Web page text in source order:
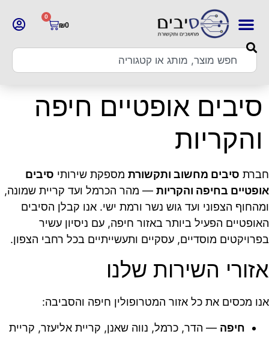
₪0
0
סיבים אופטיים חיפה
והקריות
חברת סיבים מחשוב ותקשורת מספקת שירותי סיבים
אופטיים בחיפה והקריות — מהר הכרמל ועד קריית שמונה,
ומהחוף הצפוני ועד גוש נשר ורמת ישי. אנו קבלן הסיבים
האופטיים הפעיל ביותר באזור חיפה, עם ניסיון עשיר
בפרויקטים מוסדיים, עסקיים ותעשייתיים בכל רחבי הצפון.
אזורי השירות שלנו
אנו מכסים את כל אזור המטרופולין חיפה והסביבה:
חיפה — הדר, כרמל, נווה שאנן, קריית אליעזר, קריית